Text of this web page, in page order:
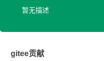
暂无描述
gitee贡献